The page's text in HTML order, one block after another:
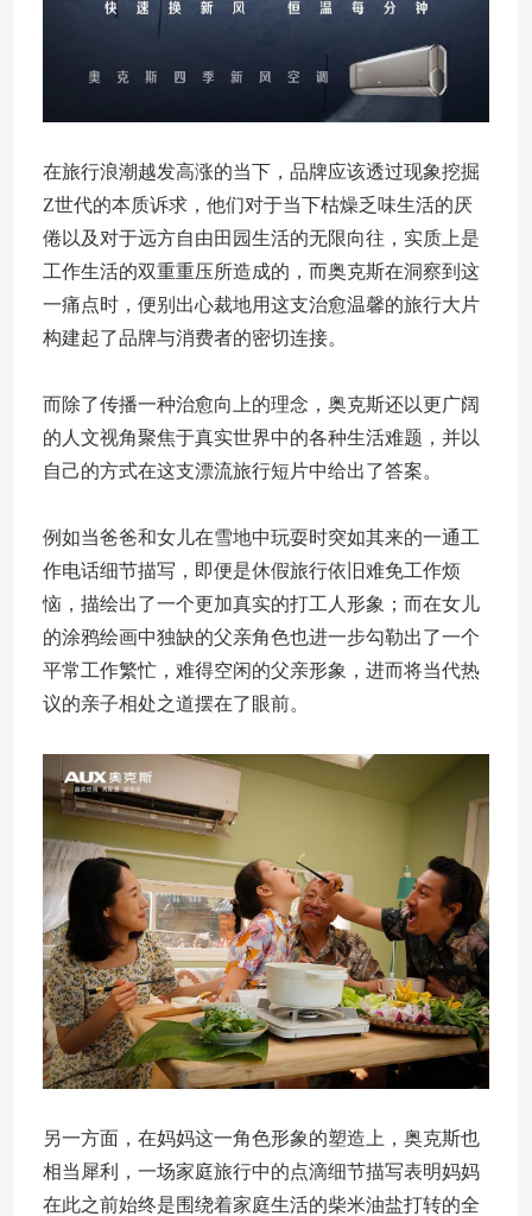
在旅行浪潮越发高涨的当下，品牌应该透过现象挖掘
Z世代的本质诉求，他们对于当下枯燥乏味生活的厌
倦以及对于远方自由田园生活的无限向往，实质上是
工作生活的双重重压所造成的，而奥克斯在洞察到这
一痛点时，便别出心裁地用这支治愈温馨的旅行大片
构建起了品牌与消费者的密切连接。
而除了传播一种治愈向上的理念，奥克斯还以更广阔
的人文视角聚焦于真实世界中的各种生活难题，并以
自己的方式在这支漂流旅行短片中给出了答案。
例如当爸爸和女儿在雪地中玩耍时突如其来的一通工
作电话细节描写，即便是休假旅行依旧难免工作烦
恼，描绘出了一个更加真实的打工人形象；而在女儿
的涂鸦绘画中独缺的父亲角色也进一步勾勒出了一个
平常工作繁忙，难得空闲的父亲形象，进而将当代热
议的亲子相处之道摆在了眼前。
另一方面，在妈妈这一角色形象的塑造上，奥克斯也
相当犀利，一场家庭旅行中的点滴细节描写表明妈妈
在此之前始终是围绕着家庭生活的柴米油盐打转的全